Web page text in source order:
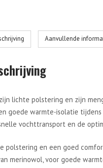
Aanvullende
lichte polstering en zijn
goede warmte-isolatie
vochttransport en de
polstering en een goed
merinowol, voor goede